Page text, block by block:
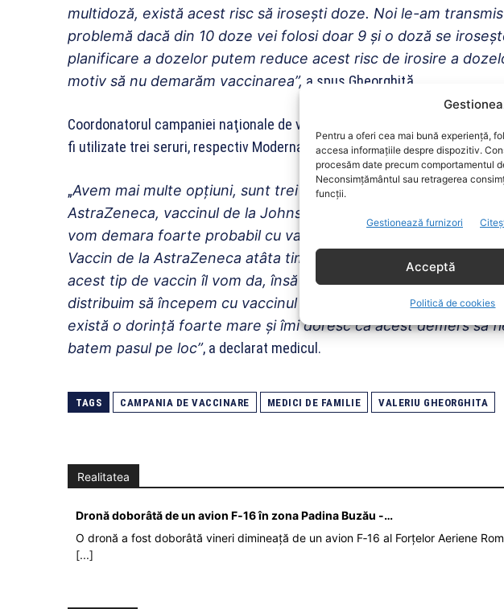
Pentru a oferi cea mai bună experiență,
accesa informațiile despre dispozitiv.
procesăm date precum comportamentul
Neconsimțământul sau retragerea
funcții.
Gestionează furnizori
Acceptă
Politică de cookies
multidoză, există acest risc să iroseşti doze. Noi le-am
problemă dacă din 10 doze vei folosi doar 9 şi o doză se
planificare a dozelor putem reduce acest risc de irosire a
motiv să nu demarăm vaccinarea”, a spus Gheorghiţă.
Coordonatorul campaniei naţionale de vaccinare a menționat că în
fi utilizate trei seruri, respectiv Moderna, Johnson&Johnson şi, într-o
„Avem mai multe opţiuni, sunt trei opţiuni pe masă: vaccinul de
AstraZeneca, vaccinul de la Johnson&Johnson şi vaccinul de la
vom demara foarte probabil cu vaccin de la Johnson&Johnson
Vaccin de la AstraZeneca atâta timp cât vom avea medici de
acest tip de vaccin îl vom da, însă nu vrem să insistăm în
distribuim să începem cu vaccinul de la AstraZeneca pentru
există o dorinţă foarte mare şi îmi doresc ca acest demers să
batem pasul pe loc”, a declarat medicul.
TAGS CAMPANIA DE VACCINARE MEDICI DE FAMILIE VALERIU GHEORGHITA
Realitatea
Dronă doborâtă de un avion F‑16 în zona Padina Buzău -…
O dronă a fost doborâtă vineri dimineață de un avion F‑16 al Forțelor Aeriene
[...]